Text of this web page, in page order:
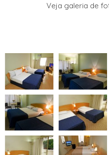
Veja galeria de